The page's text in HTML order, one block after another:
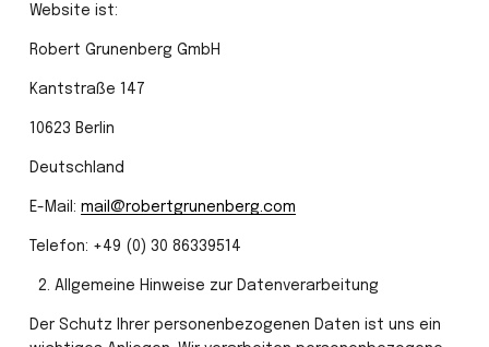
Website ist:
Robert Grunenberg GmbH
Kantstraße 147
10623 Berlin
Deutschland
E-Mail: mail@robertgrunenberg.com
Telefon: +49 (0) 30 86339514
2.⁠ ⁠Allgemeine Hinweise zur Datenverarbeitung
Der Schutz Ihrer personenbezogenen Daten ist uns ein